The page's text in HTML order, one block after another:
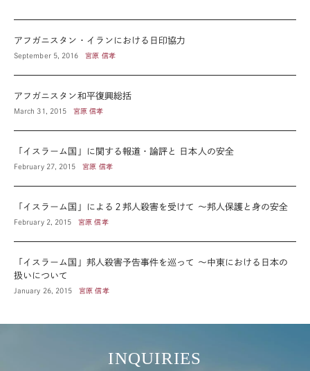
アフガニスタン・イランにおける日印協力
September 5, 2016 宮原 信孝
アフガニスタン和平復興総括
March 31, 2015 宮原 信孝
「イスラーム国」に関する報道・論評と 日本人の安全
February 27, 2015 宮原 信孝
「イスラーム国」による２邦人殺害を受けて ～邦人保護と身の安全
February 2, 2015 宮原 信孝
「イスラーム国」邦人殺害予告事件を巡って ～中東における日本の
扱いについて
January 26, 2015 宮原 信孝
INQUIRIES